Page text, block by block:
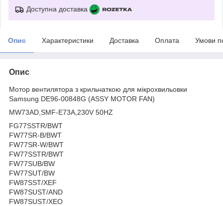
Доступна доставка
Опис Характеристики Доставка Оплата Умови
Опис
Мотор вентилятора з крильчаткою для мікрохвильовки
Samsung DE96-00848G (ASSY MOTOR FAN)
MW73AD,SMF-E73A,230V 50HZ
FG77SSTR/BWT
FW77SR-B/BWT
FW77SR-W/BWT
FW77SSTR/BWT
FW77SUB/BW
FW77SUT/BW
FW87SST/XEF
FW87SUST/AND
FW87SUST/XEO